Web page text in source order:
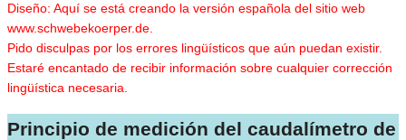
Diseño: Aquí se está creando la versión española del sitio web
www.schwebekoerper.de.
Pido disculpas por los errores lingüísticos que aún puedan existir.
Estaré encantado de recibir información sobre cualquier corrección
lingüística necesaria.
Principio de medición del caudalímetro de